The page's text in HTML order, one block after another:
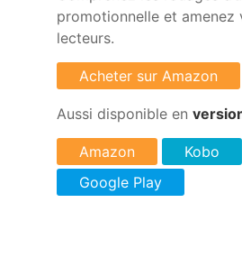
promotionnelle et
lecteurs.
Aussi disponible en